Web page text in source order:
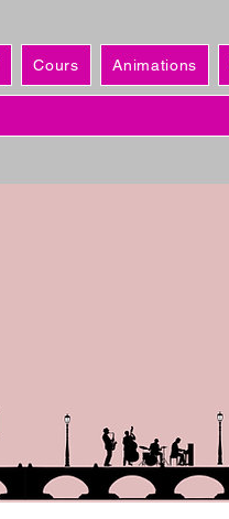
Cours Animations